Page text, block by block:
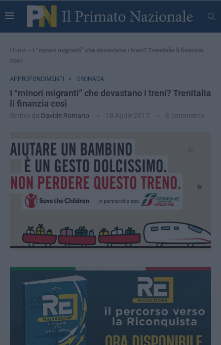
Home » I “minori migranti” che devastano i treni? Trenitalia li finanzia
così
APPROFONDIMENTI CRONACA
I “minori migranti” che devastano i treni? Trenitalia
li finanzia così
Scritto da Davide Romano 18 Aprile 2017 0 commento